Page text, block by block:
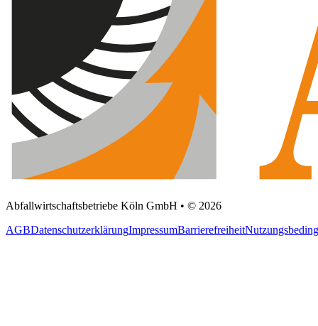
Abfallwirtschaftsbetriebe Köln GmbH • © 2026
AGBDatenschutzerklärungImpressumBarrierefreiheit